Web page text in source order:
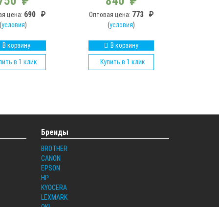
цена: 690 ₽
(условия)
В корзину
в 1 клик
Оптовая цена: 773 ₽
(условия)
В корзину
Купить в 1 клик
Бренды
BROTHER
CANON
EPSON
HP
KYOCERA
LEXMARK